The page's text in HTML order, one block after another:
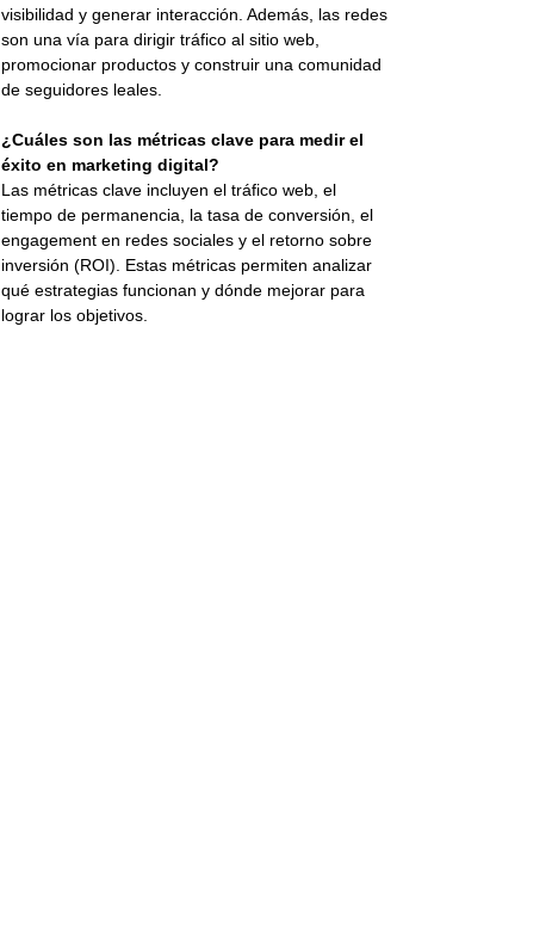
visibilidad y generar interacción. Además, las redes
son una vía para dirigir tráfico al sitio web,
promocionar productos y construir una comunidad
de seguidores leales.
¿Cuáles son las métricas clave para medir el
éxito en marketing digital?
Las métricas clave incluyen el tráfico web, el
tiempo de permanencia, la tasa de conversión, el
engagement en redes sociales y el retorno sobre
inversión (ROI). Estas métricas permiten analizar
qué estrategias funcionan y dónde mejorar para
lograr los objetivos.